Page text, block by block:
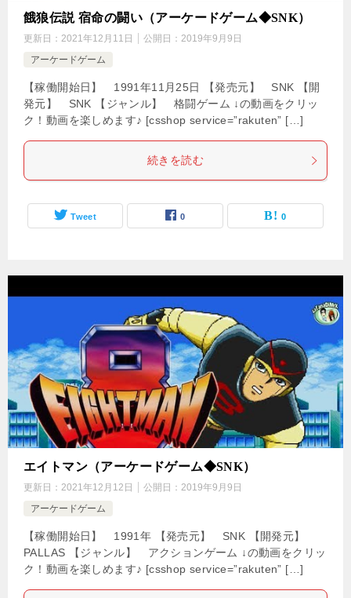
餓狼伝説 宿命の闘い（アーケードゲーム◆SNK）
更新日： 2021年12月11日 公開日： 2019年9月9日
アーケードゲーム
【稼働開始日】 1991年11月25日 【発売元】 SNK 【開
発元】 SNK 【ジャンル】 格闘ゲーム ↓の動画をクリッ
ク！動画を楽しめます♪ [csshop service=”rakuten” […]
続きを読む
Tweet 0 0
エイトマン（アーケードゲーム◆SNK）
更新日： 2021年12月12日 公開日： 2019年9月9日
アーケードゲーム
【稼働開始日】 1991年 【発売元】 SNK 【開発元】
PALLAS 【ジャンル】 アクションゲーム ↓の動画をクリッ
ク！動画を楽しめます♪ [csshop service=”rakuten” […]